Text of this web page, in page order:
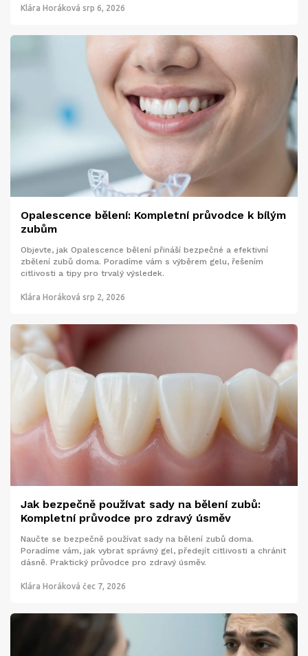
Klára Horáková srp 6, 2026
Opalescence bělení: Kompletní průvodce k bílým
zubům
Objevte, jak Opalescence bělení přináší bezpečné a efektivní
zbělení zubů doma. Poradíme vám s výběrem gelu, řešením
citlivosti a tipy pro trvalý výsledek.
Klára Horáková srp 2, 2026
Jak bezpečně používat sady na bělení zubů:
Kompletní průvodce pro zdravý úsměv
Naučte se bezpečně používat sady na bělení zubů doma.
Poradíme vám, jak vybrat správný gel, předejít citlivosti a chránit
dásně. Praktický průvodce pro zdravý úsměv.
Klára Horáková čec 7, 2026